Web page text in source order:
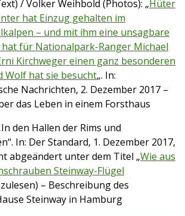
/ Volker Weihbold (Photos): „Hüter
hat Einzug gehalten im
– und mit ihm eine unsagbare
hat für Nationalpark-Ranger Michael
Kirchweger einen ganz besonderen
Wolf hat sie besucht„. In:
Nachrichten, 2. Dezember 2017 –
das Leben in einem Forsthaus
den Hallen der Rims und
In: Der Standard, 1. Dezember 2017,
abgeändert unter dem Titel „Wie aus
Steinway-Flügel
– Beschreibung des
Steinway in Hamburg